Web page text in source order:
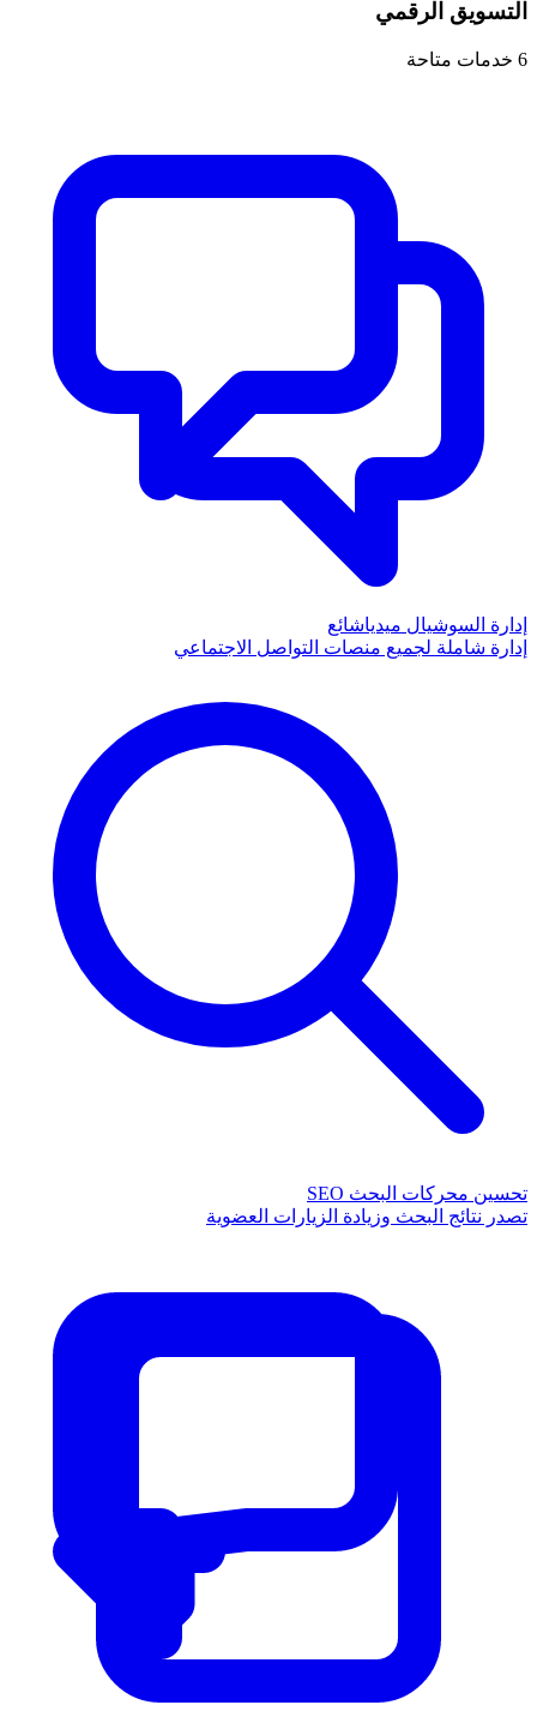
التسويق الرقمي
6 خدمات متاحة
إدارة السوشيال ميدياشائع
إدارة شاملة لجميع منصات التواصل الاجتماعي
تحسين محركات البحث SEO
تصدر نتائج البحث وزيادة الزيارات العضوية